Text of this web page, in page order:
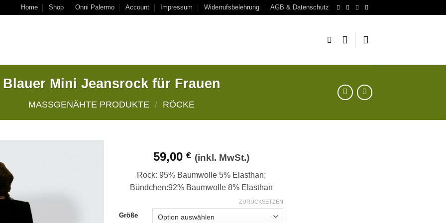
Home Shop Onni Palermo Account Impressum Widerrufsbelehrung AGB & Datenschutz
Blauer Mini Jeansrock für Frauen
MASSGENÄHTE PRODUKTE / RÖCKE
59,00 € (inkl. MwSt.)
Rock: 95% Baumwolle 5% Elasthan;
Bündchen:92% Baumwolle 8% Elasthan
Größe
ZURÜCKSETZEN